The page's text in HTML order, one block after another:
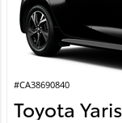
#CA38690840
Toyota Yaris